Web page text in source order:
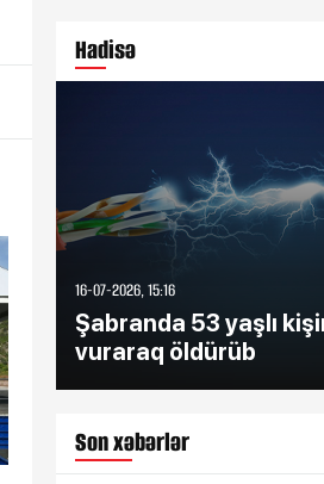
Hadisə
16-07-2026, 15:16
Şabranda 53 yaşlı
vuraraq öldürüb
Son xəbərlər